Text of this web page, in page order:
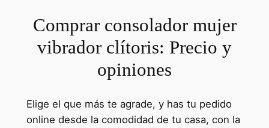
Comprar consolador mujer
vibrador clítoris: Precio y
opiniones
Elige el que más te agrade, y has tu pedido
online desde la comodidad de tu casa, con la